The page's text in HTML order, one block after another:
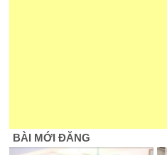
BÀI MỚI ĐĂNG